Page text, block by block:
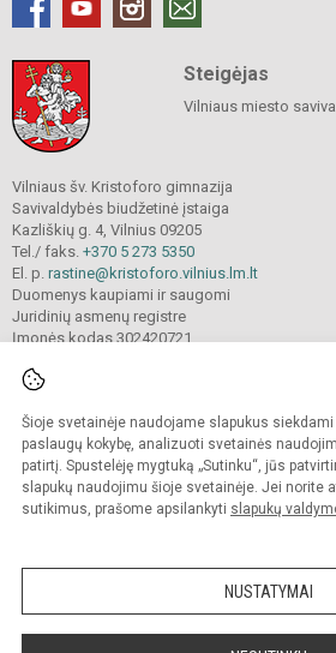
Šioje svetainėje naudojame slapukus
paslaugų kokybę, analizuoti svetainės
patirtį. Spustelėję mygtuką „Sutinku“, jūs
slapukų naudojimu šioje svetainėje. Jei norite
sutikimus, prašome apsilankyti slapukų
NUSTATYMAI
Steigėjas
Vilniaus miesto
Vilniaus šv. Kristoforo gimnazija
Savivaldybės biudžetinė įstaiga
Kazliškių g. 4, Vilnius 09205
Tel./ faks. +370 5 273 5350
El. p. rastine@kristoforo.vilnius.lm.lt
Duomenys kaupiami ir saugomi
Juridinių asmenų registre
Įmonės kodas 302420721
© 2024. Vilniaus šv. Kristoforo gimnazija.
Kopijuoti turinį be raštiško įstaigos
Prieinamumo paraiška
Sumanus būdas atnaujinti